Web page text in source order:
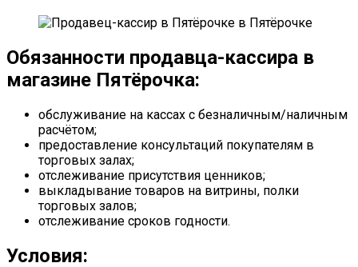
Обязанности продавца-кассира в
магазине Пятёрочка:
обслуживание на кассах с безналичным/наличным
расчётом;
предоставление консультаций покупателям в
торговых залах;
отслеживание присутствия ценников;
выкладывание товаров на витрины, полки
торговых залов;
отслеживание сроков годности.
Условия: